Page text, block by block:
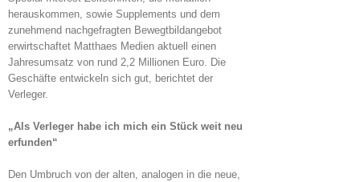
herauskommen, sowie Supplements und dem
zunehmend nachgefragten Bewegtbildangebot
erwirtschaftet Matthaes Medien aktuell einen
Jahresumsatz von rund 2,2 Millionen Euro. Die
Geschäfte entwickeln sich gut, berichtet der
Verleger.
„Als Verleger habe ich mich ein Stück weit neu
erfunden“
Den Umbruch von der alten, analogen in die neue,